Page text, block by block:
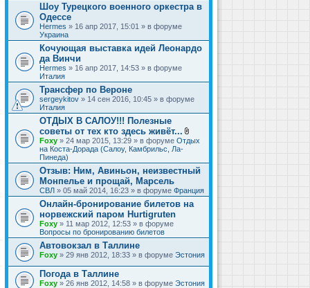
Шоу Турецкого военного оркестра в
Одессе
Hermes » 16 апр 2017, 15:01 » в форуме
Украина
Кочующая выставка идей Леонардо
да Винчи
Hermes » 16 апр 2017, 14:53 » в форуме
Италия
Трансфер по Вероне
sergeykitov » 14 сен 2016, 10:45 » в форуме
Италия
ОТДЫХ В САЛОУ!!! Полезные
советы от тех кто здесь живёт...
В
л
ж
е
и
я
Foxy » 24 мар 2015, 13:29 » в форуме Отдых
на Коста-Дорада (Салоу, Камбрильс, Ла-
Пинеда)
Отзыв: Ним, Авиньон, неизвестный
Монпелье и прощай, Марсель
СВЛ » 05 май 2014, 16:23 » в форуме Франция
Онлайн-бронирование билетов на
норвежский паром Hurtigruten
Foxy » 11 мар 2012, 12:53 » в форуме
Вопросы по бронированию билетов
Автовокзал в Таллине
Foxy » 29 янв 2012, 18:33 » в форуме Эстония
Погода в Таллине
Foxy » 26 янв 2012, 14:58 » в форуме Эстония